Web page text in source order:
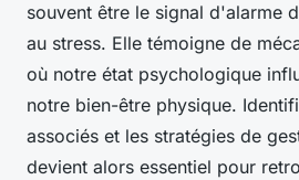
souvent être le signal d'alarme
au stress. Elle témoigne de
où notre état psychologique
notre bien-être physique.
associés et les stratégies de
devient alors essentiel pour